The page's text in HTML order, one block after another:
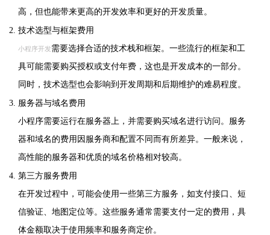
高，但也能带来更高的开发效率和更好的开发质量。
技术选型与框架费用
小程序开发需要选择合适的技术栈和框架。一些流行的框架和工
具可能需要购买授权或支付年费，这也是开发成本的一部分。
同时，技术选型也会影响到开发周期和后期维护的难易程度。
服务器与域名费用
小程序需要运行在服务器上，并需要购买域名进行访问。服务
器和域名的费用因服务商和配置不同而有所差异。一般来说，
高性能的服务器和优质的域名价格相对较高。
第三方服务费用
在开发过程中，可能会使用一些第三方服务，如支付接口、短
信验证、地图定位等。这些服务通常需要支付一定的费用，具
体金额取决于使用频率和服务商定价。